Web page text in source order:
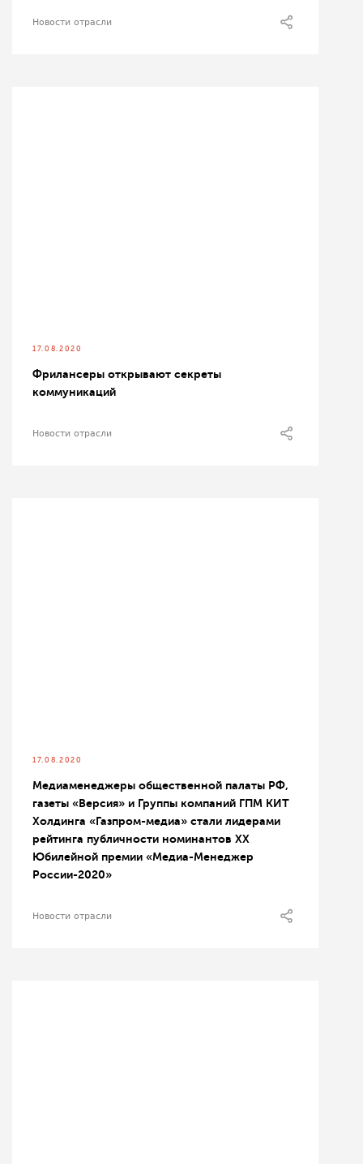
Новости отрасли
17.08.2020
Фрилансеры открывают секреты
коммуникаций
Новости отрасли
17.08.2020
Медиаменеджеры общественной палаты РФ,
газеты «Версия» и Группы компаний ГПМ КИТ
Холдинга «Газпром-медиа» стали лидерами
рейтинга публичности номинантов XX
Юбилейной премии «Медиа-Менеджер
России-2020»
Новости отрасли